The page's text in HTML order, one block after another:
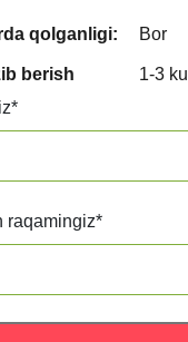
qolganligi: Bor
berish
1-3
*
raqamingiz*